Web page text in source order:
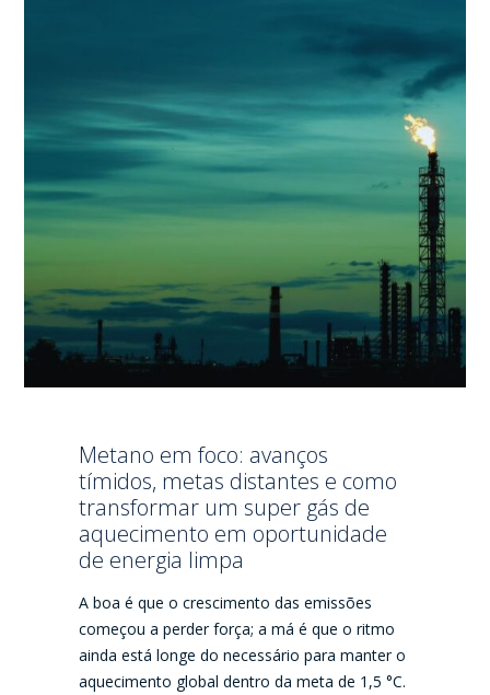
Metano em foco: avanços
tímidos, metas distantes e como
transformar um super gás de
aquecimento em oportunidade
de energia limpa
A boa é que o crescimento das emissões
começou a perder força; a má é que o ritmo
ainda está longe do necessário para manter o
aquecimento global dentro da meta de 1,5 °C.